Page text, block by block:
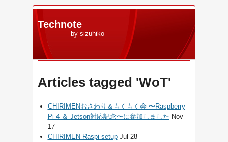
Technote
by sizuhiko
Articles tagged 'WoT'
CHIRIMENおさわり＆もくもく会 〜Raspberry
Pi 4 ＆ Jetson対応記念〜に参加しました Nov
17
CHIRIMEN Raspi setup Jul 28